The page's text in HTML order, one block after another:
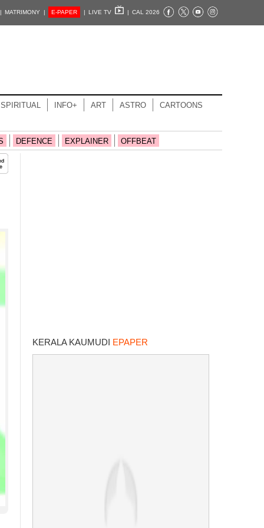
| MATRIMONY | E-PAPER | LIVE TV | CAL 2026
SPIRITUAL INFO+ ART ASTRO CARTOONS
DEFENCE EXPLAINER OFFBEAT
KERALA KAUMUDI EPAPER